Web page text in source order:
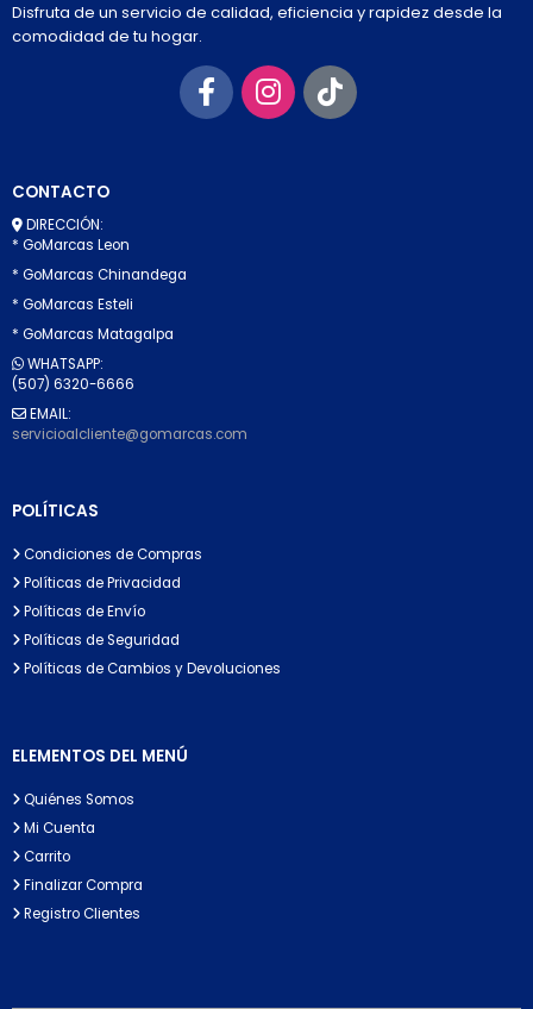
Disfruta de un servicio de calidad, eficiencia y rapidez desde la
comodidad de tu hogar.
CONTACTO
DIRECCIÓN:
* GoMarcas Leon
* GoMarcas Chinandega
* GoMarcas Esteli
* GoMarcas Matagalpa
WHATSAPP:
(507) 6320-6666
EMAIL:
servicioalcliente@gomarcas.com
POLÍTICAS
Condiciones de Compras
Políticas de Privacidad
Políticas de Envío
Políticas de Seguridad
Políticas de Cambios y Devoluciones
ELEMENTOS DEL MENÚ
Quiénes Somos
Mi Cuenta
Carrito
Finalizar Compra
Registro Clientes